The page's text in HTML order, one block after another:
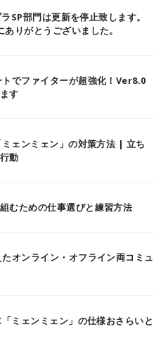
SP部門は更新を停止致します。
りがとうございました。
トでファイターが超強化！Ver8.0
す
ミェンミェン」の対策方法 | 立ち
動
むための仕事選びと練習方法
オンライン・オフライン両コミュ
ミェンミェン」の仕様おさらいと